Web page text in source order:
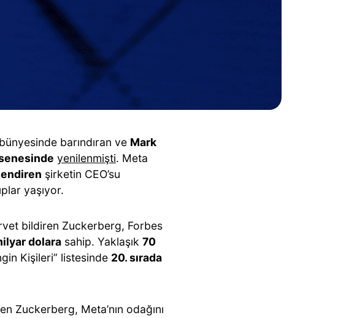
barındıran ve Mark
yenilenmişti. Meta
şirketin CEO’su
yaşıyor.
bildiren Zuckerberg, Forbes
dolara sahip. Yaklaşık 70
Kişileri” listesinde 20. sırada
Zuckerberg, Meta’nın odağını